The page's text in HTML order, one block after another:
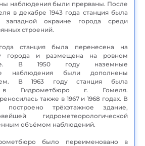
наблюдения были прерваны. После
в декабре 1943 года станция была
западной окраине города среди
строений.
станция была перенесена на
города и размещена на ровном
В 1950 году наземные
наблюдения были дополнены
В 1963 году станция была
в Гидрометбюро г. Гомеля.
также в 1967 и 1968 годах. В
трёхэтажное здание,
гидрометеорологической
объёмом наблюдений.
было переименовано в